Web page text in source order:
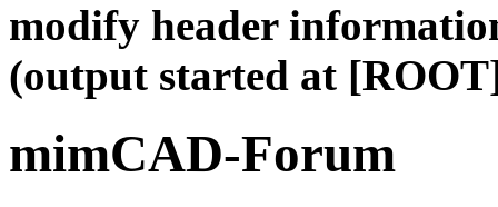
modify header
(output started at
mimCAD-Forum